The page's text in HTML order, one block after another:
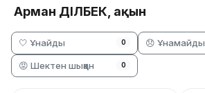
Арман ӘДІЛБЕК, ақын
🤍 Ұнайды 0 😞 Ұнамайды
😡 Шектен шыққан 0